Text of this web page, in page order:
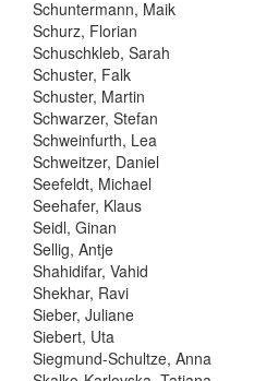
Schuntermann, Maik
Schurz, Florian
Schuschkleb, Sarah
Schuster, Falk
Schuster, Martin
Schwarzer, Stefan
Schweinfurth, Lea
Schweitzer, Daniel
Seefeldt, Michael
Seehafer, Klaus
Seidl, Ginan
Sellig, Antje
Shahidifar, Vahid
Shekhar, Ravi
Sieber, Juliane
Siebert, Uta
Siegmund-Schultze, Anna